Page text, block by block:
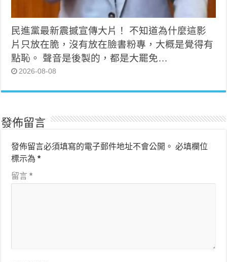
民進黨最新震撼宣傳大片！ 不知道為什麼這影
片只放在脆，沒有放在臉書粉專，大概是覺得有
點恥。 聲音是後製的，都是大罷免…
2026-08-08
發佈留言
發佈留言必須填寫的電子郵件地址不會公開。 必填欄位
標示為*
留言*